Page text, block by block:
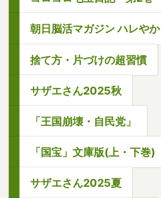
朝日脳活マガジン ハレやか
捨て方・片づけの超習慣
サザエさん2025秋
「王国崩壊・自民党」
「国宝」文庫版(上・下巻)
サザエさん2025夏